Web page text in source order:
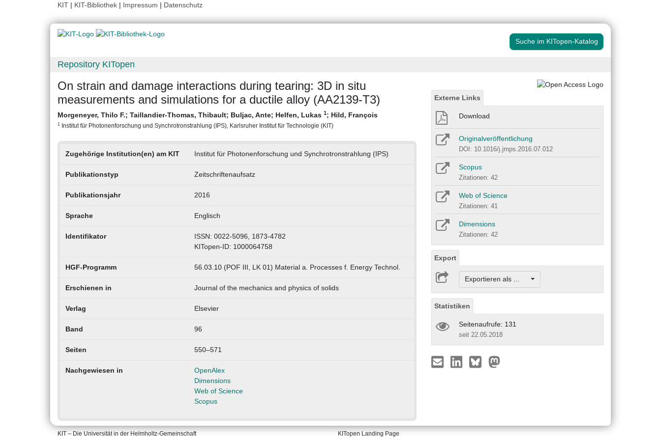
KIT | KIT-Bibliothek | Impressum | Datenschutz
Suche im KITopen-Katalog
Repository KITopen
On strain and damage interactions during tearing: 3D in situ
measurements and simulations for a ductile alloy (AA2139-T3)
Morgeneyer, Thilo F.; Taillandier-Thomas, Thibault; Buljac, Ante; Helfen, Lukas 1; Hild, François
1 Institut für Photonenforschung und Synchrotronstrahlung (IPS), Karlsruher Institut für Technologie (KIT)
Zugehörige Institution(en) am KIT Institut für Photonenforschung und Synchrotronstrahlung (IPS)
Publikationstyp Zeitschriftenaufsatz
Publikationsjahr 2016
Sprache Englisch
Identifikator
ISSN: 0022-5096, 1873-4782
KITopen-ID: 1000064758
HGF-Programm 56.03.10 (POF III, LK 01) Material a. Processes f. Energy Technol.
Erschienen in Journal of the mechanics and physics of solids
Verlag Elsevier
Band 96
Seiten 550–571
Nachgewiesen in
OpenAlex
Dimensions
Web of Science
Scopus
Externe Links
Download
Originalveröffentlichung
DOI: 10.1016/j.jmps.2016.07.012
Scopus
Zitationen: 42
Web of Science
Zitationen: 41
Dimensions
Zitationen: 42
Export
Exportieren als ...
Statistiken
Seitenaufrufe: 131
seit 22.05.2018
KIT – Die Universität in der Helmholtz-Gemeinschaft KITopen Landing Page